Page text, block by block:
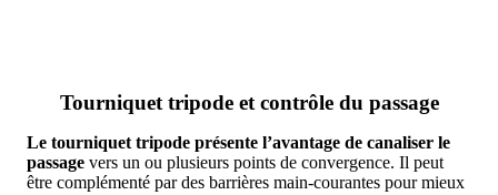
Tourniquet tripode et contrôle du passage
Le tourniquet tripode présente l’avantage de canaliser le
passage vers un ou plusieurs points de convergence. Il peut
être complémenté par des barrières main-courantes pour mieux